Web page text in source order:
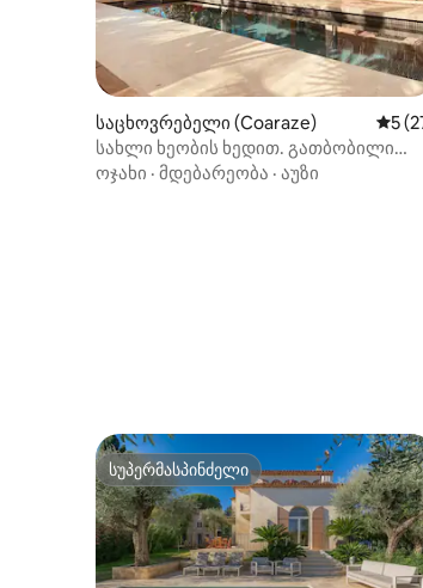
საცხოვრებელი (Coaraze)
5
სახლი ხეობის ხედით. გათბობილი
აუზი.
ოჯახი · მდებარეობა · აუზი
სუპერმასპინძელი
სუპერმასპინძელი